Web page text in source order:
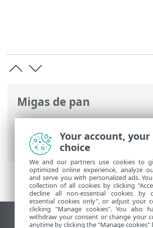
Migas de pan
Ayuda en línea de ESET>ESET
Security >Trabajar con ESET
Security > Anti-Phishing
Ver sitio del escritorio
Your account, your
choice
We and our partners use cookies to
optimized online experience, analyze
and serve you with personalized ads.
collection of all cookies by clicking
decline all non-essential cookies by
essential cookies only", or adjust your
clicking "Manage cookies". You also
withdraw your consent or change your
anytime by clicking the "Manage cookies"